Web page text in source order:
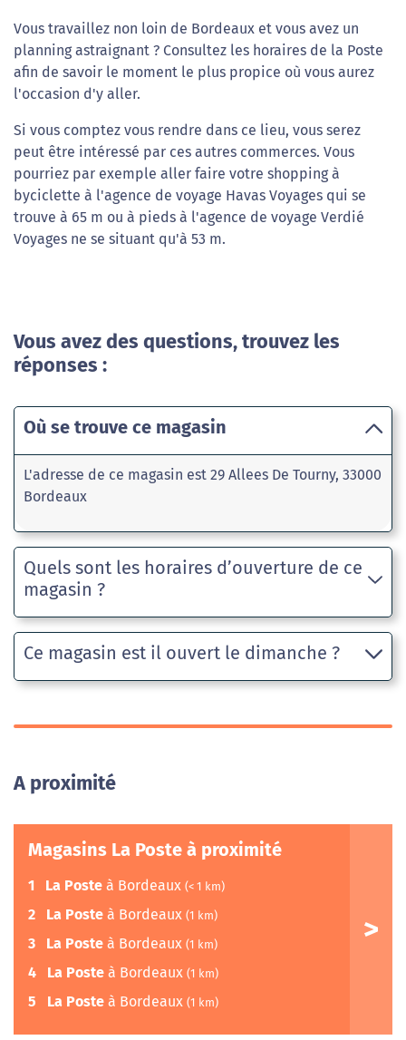
Vous travaillez non loin de Bordeaux et vous avez un
planning astraignant ? Consultez les horaires de la Poste
afin de savoir le moment le plus propice où vous aurez
l'occasion d'y aller.
Si vous comptez vous rendre dans ce lieu, vous serez
peut être intéressé par ces autres commerces. Vous
pourriez par exemple aller faire votre shopping à
byciclette à l'agence de voyage Havas Voyages qui se
trouve à 65 m ou à pieds à l'agence de voyage Verdié
Voyages ne se situant qu'à 53 m.
Vous avez des questions, trouvez les
réponses :
Où se trouve ce magasin
L'adresse de ce magasin est 29 Allees De Tourny, 33000
Bordeaux
Quels sont les horaires d’ouverture de ce
magasin ?
Ce magasin est il ouvert le dimanche ?
A proximité
Magasins La Poste à proximité
1 La Poste à Bordeaux (< 1 km)
2 La Poste à Bordeaux (1 km)
3 La Poste à Bordeaux (1 km)
4 La Poste à Bordeaux (1 km)
5 La Poste à Bordeaux (1 km)